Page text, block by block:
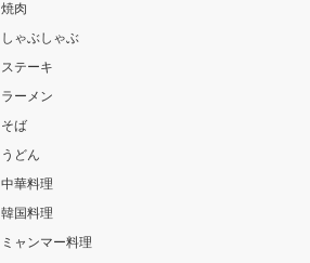
焼肉
しゃぶしゃぶ
ステーキ
ラーメン
そば
うどん
中華料理
韓国料理
ミャンマー料理